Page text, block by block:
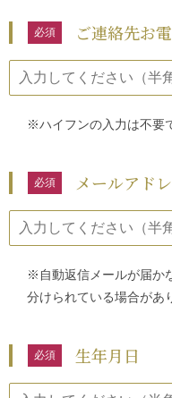
ご連絡先お
※ハイフンの入力は不要
メールアド
※自動返信メールが届か
分けられている場合があ
生年月日